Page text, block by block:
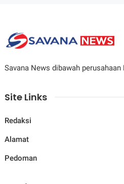
Savana News dibawah perusahaan
Site Links
Redaksi
Alamat
Pedoman